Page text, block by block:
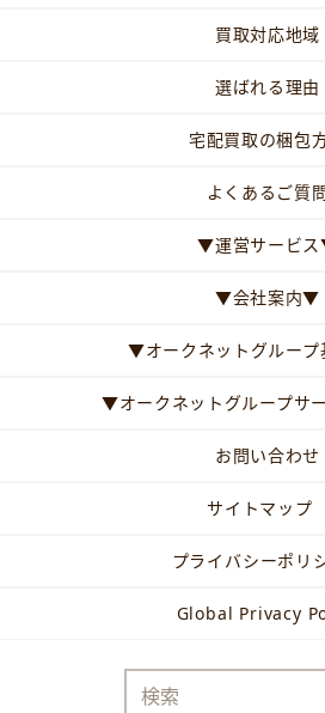
買取対応地域
選ばれる理由
宅配買取の梱包
よくあるご質
▼運営サービ
▼会社案内▼
▼オークネットグルー
▼オークネットグループサ
お問い合わせ
サイトマップ
プライバシーポリ
Global Privacy